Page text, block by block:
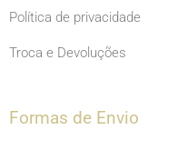
Política de privacidade
Troca e Devoluções
Formas de Envio